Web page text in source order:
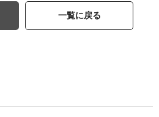
一覧に戻る